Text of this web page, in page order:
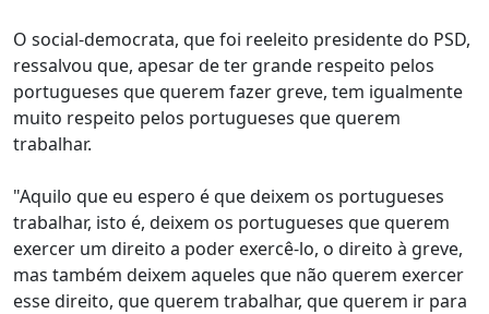
O social-democrata, que foi reeleito presidente do PSD,
ressalvou que, apesar de ter grande respeito pelos
portugueses que querem fazer greve, tem igualmente
muito respeito pelos portugueses que querem
trabalhar.
"Aquilo que eu espero é que deixem os portugueses
trabalhar, isto é, deixem os portugueses que querem
exercer um direito a poder exercê-lo, o direito à greve,
mas também deixem aqueles que não querem exercer
esse direito, que querem trabalhar, que querem ir para